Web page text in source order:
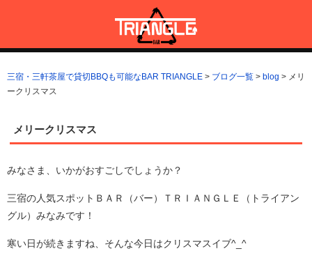
ン
へ
三宿・三軒茶屋で貸切BBQも可能なBAR TRIANGLE
三宿・三軒茶屋A5ランクの貸切BBQも可能なBAR TRIANGLE(バー・
トライアングル)
三宿・三軒茶屋で貸切BBQも可能なBAR TRIANGLE > ブログ一覧 > blog > メリ
ークリスマス
メリークリスマス
みなさま、いかがおすごしでしょうか？
三宿の人気スポットＢＡＲ（バー）ＴＲＩＡＮＧＬＥ（トライアン
グル）みなみです！
寒い日が続きますね、そんな今日はクリスマスイブ^_^